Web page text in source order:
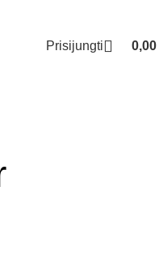
Prisijungti 0,00